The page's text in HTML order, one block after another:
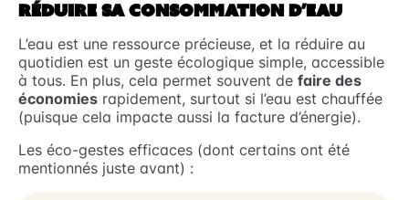
RÉDUIRE SA CONSOMMATION D’EAU
L’eau est une ressource précieuse, et la réduire au
quotidien est un geste écologique simple, accessible
à tous. En plus, cela permet souvent de faire des
économies rapidement, surtout si l’eau est chauffée
(puisque cela impacte aussi la facture d’énergie).
Les éco-gestes efficaces (dont certains ont été
mentionnés juste avant) :